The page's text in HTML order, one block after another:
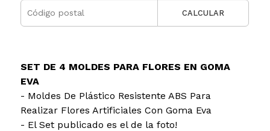
CALCULAR
SET DE 4 MOLDES PARA FLORES EN GOMA
EVA
- Moldes De Plástico Resistente ABS Para
Realizar Flores Artificiales Con Goma Eva
- El Set publicado es el de la foto!